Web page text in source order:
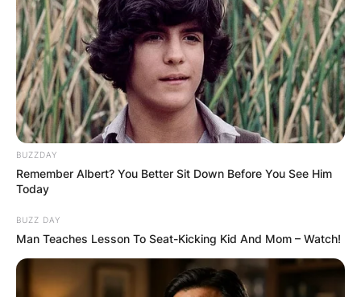
BUZZDAY
Remember Albert? You Better Sit Down Before You See Him
Today
BUZZ DAY
Man Teaches Lesson To Seat-Kicking Kid And Mom – Watch!